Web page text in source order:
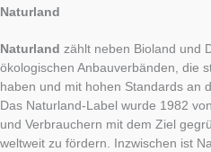
Naturland
Naturland zählt neben Bioland und
ökologischen Anbauverbänden, die
haben und mit hohen Standards an
Das Naturland-Label wurde 1982
und Verbrauchern mit dem Ziel
weltweit zu fördern. Inzwischen ist